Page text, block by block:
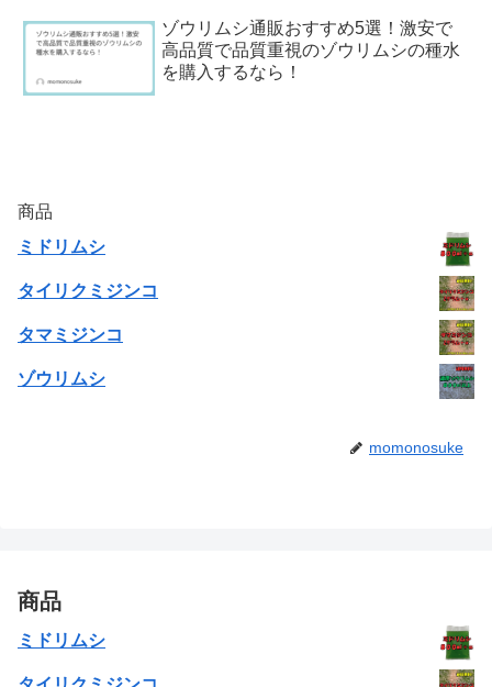
ゾウリムシ通販おすすめ5選！激安で
高品質で品質重視のゾウリムシの種水
を購入するなら！
商品
ミドリムシ
タイリクミジンコ
タマミジンコ
ゾウリムシ
momonosuke
商品
ミドリムシ